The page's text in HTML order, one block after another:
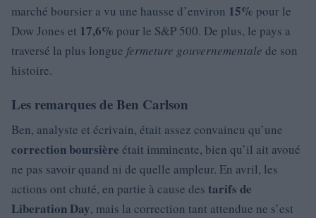
marché boursier a vu une hausse d’environ 15% pour le
Dow Jones et 17,6% pour le S&P 500. De plus, le pays a
traversé la plus longue fermeture gouvernementale de son
histoire.
Les remarques de Ben Carlson
Ben, analyste et écrivain, était assez convaincu qu’une
correction boursière était imminente, bien qu’il ait avoué
ne pas savoir quand ni de quelle ampleur. En avril, les
actions ont chuté, en partie à cause des tarifs de
Liberation Day, mais la correction tant attendue ne s’est